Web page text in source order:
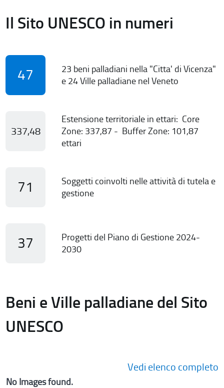
Il Sito UNESCO in numeri
47
23 beni palladiani nella "Citta' di Vicenza"
e 24 Ville palladiane nel Veneto
337,48
Estensione territoriale in ettari: Core
Zone: 337,87 - Buffer Zone: 101,87
ettari
71
Soggetti coinvolti nelle attività di tutela e
gestione
37
Progetti del Piano di Gestione 2024-
2030
Beni e Ville palladiane del Sito
UNESCO
Vedi elenco completo
No Images found.